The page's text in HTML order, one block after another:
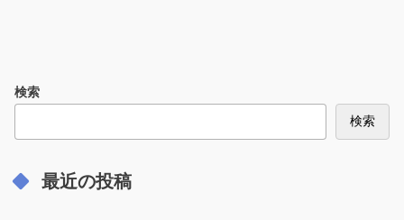
検索
検索
最近の投稿